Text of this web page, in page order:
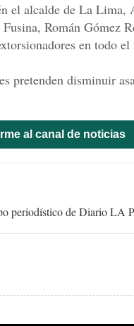
el alcalde de La Lima,
Román Gómez
en todo
pretenden disminuir
al canal de noticias
periodístico de Diario LA